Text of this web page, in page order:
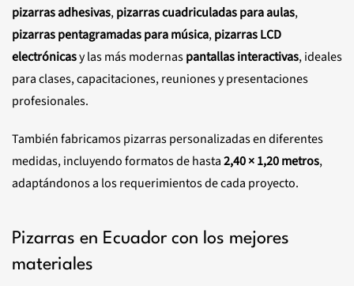
pizarras adhesivas,pizarras cuadriculadas para aulas,
pizarras pentagramadas para música,pizarras LCD
electrónicasy las más modernaspantallas interactivas, ideales
para clases, capacitaciones, reuniones y presentaciones
profesionales.
También fabricamos pizarras personalizadas en diferentes
medidas, incluyendo formatos de hasta2,40 × 1,20 metros,
adaptándonos a los requerimientos de cada proyecto.
Pizarras en Ecuador con los mejores
materiales